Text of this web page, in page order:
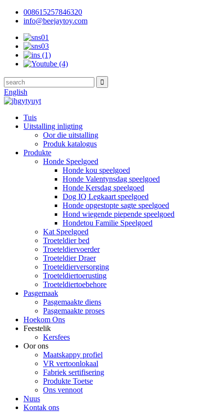
008615257846320
info@beejaytoy.com
English
Tuis
Uitstalling inligting
Oor die uitstalling
Produk katalogus
Produkte
Honde Speelgoed
Honde kou speelgoed
Honde Valentynsdag speelgoed
Honde Kersdag speelgoed
Dog IQ Legkaart speelgoed
Honde opgestopte sagte speelgoed
Hond wiegende piepende speelgoed
Hondetou Familie Speelgoed
Kat Speelgoed
Troeteldier bed
Troeteldiervoerder
Troeteldier Draer
Troeteldierversorging
Troeteldiertoerusting
Troeteldiertoebehore
Pasgemaak
Pasgemaakte diens
Pasgemaakte proses
Hoekom Ons
Feestelik
Kersfees
Oor ons
Maatskappy profiel
VR vertoonlokaal
Fabriek sertifisering
Produkte Toetse
Ons vennoot
Nuus
Kontak ons